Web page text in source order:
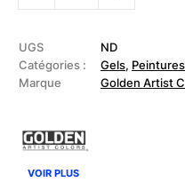
Gel
236ml
UGS
ND
Catégories :
Gels,
Marque
Golden Artist
VOIR PLUS